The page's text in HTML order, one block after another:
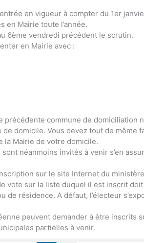
en vigueur à compter du 1er
Mairie toute l’année.
6ème vendredi précédent le scrutin.
en Mairie avec :
précédente commune de domiciliation
domicile. Vous devez tout de même
la Mairie de votre domicile.
néanmoins invités à venir s’en
sur le site Internet du
vote sur la liste duquel il est inscrit
résidence. A défaut, l’électeur
peuvent demander à être inscrits
partielles à venir.